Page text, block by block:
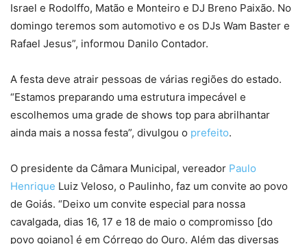
Israel e Rodolffo, Matão e Monteiro e DJ Breno Paixão. No
domingo teremos som automotivo e os DJs Wam Baster e
Rafael Jesus”, informou Danilo Contador.
A festa deve atrair pessoas de várias regiões do estado.
“Estamos preparando uma estrutura impecável e
escolhemos uma grade de shows top para abrilhantar
ainda mais a nossa festa”, divulgou o prefeito.
O presidente da Câmara Municipal, vereador Paulo
Henrique Luiz Veloso, o Paulinho, faz um convite ao povo
de Goiás. “Deixo um convite especial para nossa
cavalgada, dias 16, 17 e 18 de maio o compromisso [do
povo goiano] é em Córrego do Ouro. Além das diversas